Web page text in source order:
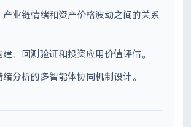
产业链情绪和资产价格波动之间的关系
、回测验证和投资应用价值评估。
分析的多智能体协同机制设计。